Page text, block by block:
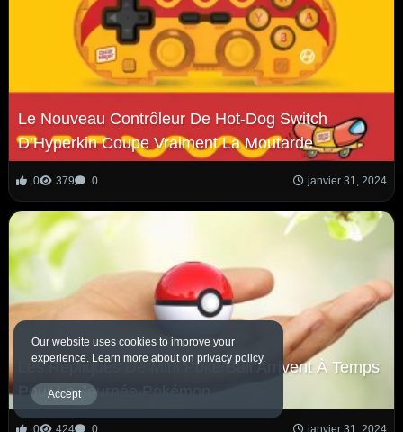
Le Nouveau Contrôleur De Hot-Dog Switch
D’Hyperkin Coupe Vraiment La Moutarde
0 379 0 janvier 31, 2024
Les Répliques De Mini Poké Ball Arrivent À Temps
Pour La Journée Pokémon
0 424 0 janvier 31, 2024
Our website uses cookies to improve your
experience. Learn more about on privacy policy.
Accept